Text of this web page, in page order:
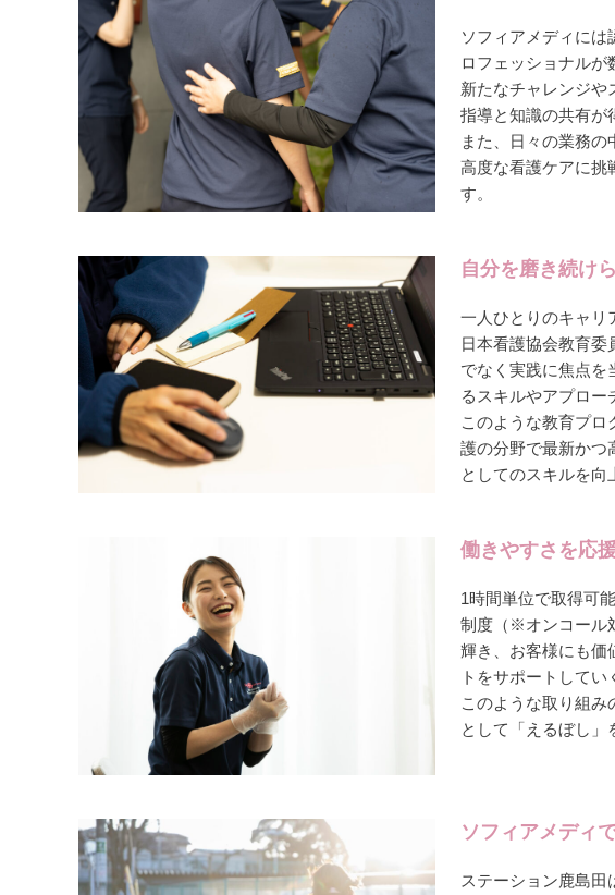
ソフィアメディに
ロフェッショナルが
新たなチャレンジや
指導と知識の共有が
また、日々の業務の
高度な看護ケアに挑
す。
自分を磨き続け
一人ひとりのキャリ
日本看護協会教育委
でなく実践に焦点を
るスキルやアプロー
このような教育プ
護の分野で最新かつ
としてのスキルを向
働きやすさを応
1時間単位で取得可
制度（※オンコール
輝き、お客様にも価
トをサポートしてい
このような取り組み
として「えるぼし」
ソフィアメディ
ステーション鹿島田